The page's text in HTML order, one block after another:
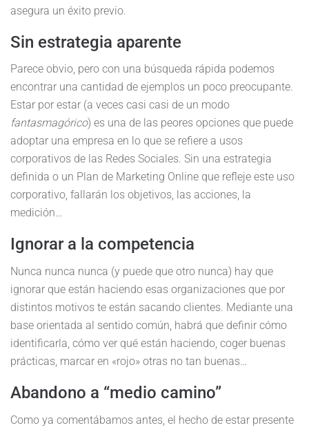
asegura un éxito previo.
Sin estrategia aparente
Parece obvio, pero con una búsqueda rápida podemos
encontrar una cantidad de ejemplos un poco preocupante.
Estar por estar (a veces casi casi de un modo
fantasmagórico) es una de las peores opciones que puede
adoptar una empresa en lo que se refiere a usos
corporativos de las Redes Sociales. Sin una estrategia
definida o un Plan de Marketing Online que refleje este uso
corporativo, fallarán los objetivos, las acciones, la
medición…
Ignorar a la competencia
Nunca nunca nunca (y puede que otro nunca) hay que
ignorar que están haciendo esas organizaciones que por
distintos motivos te están sacando clientes. Mediante una
base orientada al sentido común, habrá que definir cómo
identificarla, cómo ver qué están haciendo, coger buenas
prácticas, marcar en «rojo» otras no tan buenas…
Abandono a “medio camino”
Como ya comentábamos antes, el hecho de estar presente